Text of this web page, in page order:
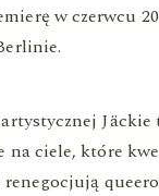
w czerwcu
Jäckie
na ciele, które
renegocjują